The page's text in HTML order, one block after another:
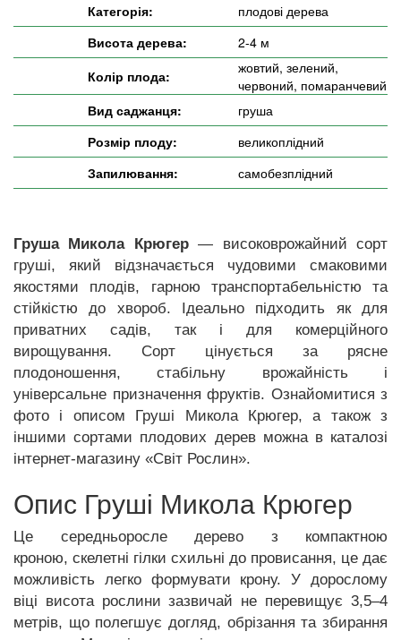
Категорія:
плодові дерева
Висота дерева:
2-4 м
Колір плода:
жовтий, зелений,
червоний, помаранчевий
Вид саджанця:
груша
Розмір плоду:
великоплідний
Запилювання:
самобезплідний
Груша Микола Крюгер— високоврожайний сорт
груші, який відзначається чудовими смаковими
якостями плодів, гарною транспортабельністю та
стійкістю до хвороб. Ідеально підходить як для
приватних садів, так і для комерційного
вирощування. Сорт цінується за рясне
плодоношення, стабільну врожайність і
універсальне призначення фруктів. Ознайомитися з
фото і описом Груші Микола Крюгер, а також з
іншими сортами плодових дерев можна в каталозі
інтернет-магазину «Світ Рослин».
Опис Груші Микола Крюгер
Це середньоросле дерево з компактною
кроною, скелетні гілки схильні до провисання, це дає
можливість легко формувати крону. У дорослому
віці висота рослини зазвичай не перевищує 3,5–4
метрів, що полегшує догляд, обрізання та збирання